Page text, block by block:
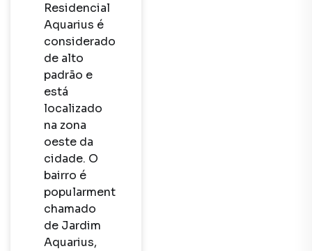
Residencial
Aquarius é
considerado
de alto
padrão e
está
localizado
na zona
oeste da
cidade. O
bairro é
popularmente
chamado
de Jardim
Aquarius,